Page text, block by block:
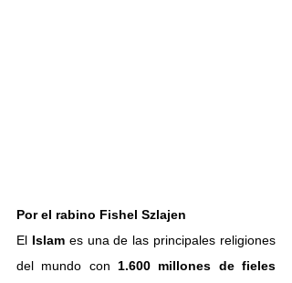
Por el rabino Fishel Szlajen
El Islam es una de las principales religiones
del mundo con